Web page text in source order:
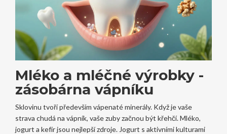
Mléko a mléčné výrobky -
zásobárna vápníku
Sklovinu tvoří především vápenaté minerály. Když je vaše
strava chudá na vápník, vaše zuby začnou být křehčí. Mléko,
jogurt a kefír jsou nejlepší zdroje. Jogurt s aktivními kulturami